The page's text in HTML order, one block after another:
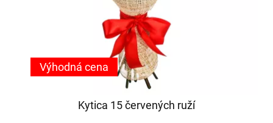
Kytica 15 červených ruží
Výhodná cena